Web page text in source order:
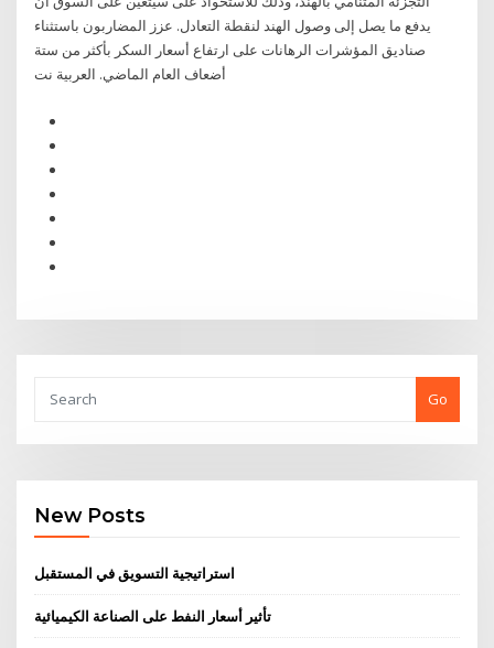
يدفع ما يصل إلى وصول الهند لنقطة التعادل. عزز المضاربون باستثناء
صناديق المؤشرات الرهانات على ارتفاع أسعار السكر بأكثر من ستة
أضعاف العام الماضي. العربية نت
Go
New Posts
استراتيجية التسويق في المستقبل
تأثير أسعار النفط على الصناعة الكيميائية